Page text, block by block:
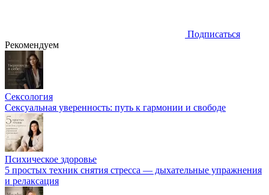
Подписаться
Рекомендуем
Сексология
Сексуальная уверенность: путь к гармонии и свободе
Психическое здоровье
5 простых техник снятия стресса — дыхательные упражнения
и релаксация